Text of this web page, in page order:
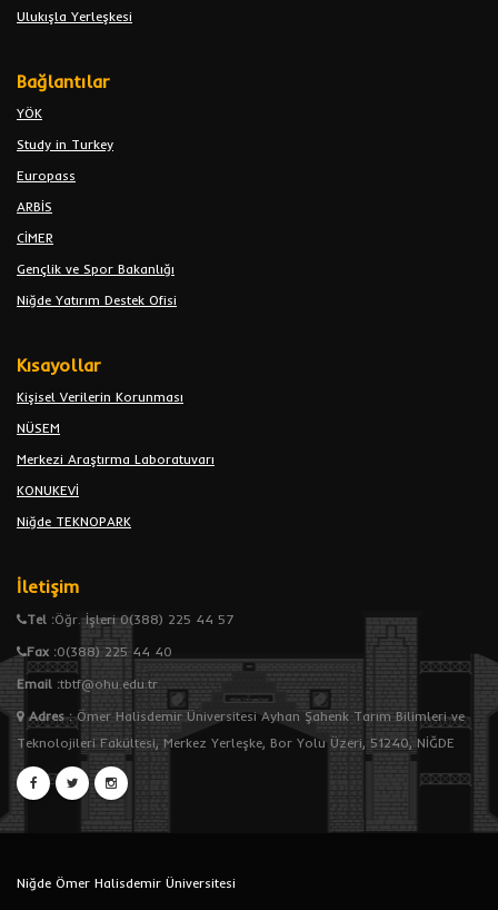
Ulukışla Yerleşkesi
Bağlantılar
YÖK
Study in Turkey
Europass
ARBİS
CİMER
Gençlik ve Spor Bakanlığı
Niğde Yatırım Destek Ofisi
Kısayollar
Kişisel Verilerin Korunması
NÜSEM
Merkezi Araştırma Laboratuvarı
KONUKEVİ
Niğde TEKNOPARK
İletişim
Tel :Öğr. İşleri 0(388) 225 44 57
Fax :0(388) 225 44 40
Email :tbtf@ohu.edu.tr
Adres:Ömer Halisdemir Üniversitesi Ayhan Şahenk Tarım Bilimleri ve
Teknolojileri Fakültesi, Merkez Yerleşke, Bor Yolu Üzeri, 51240, NİĞDE
Niğde Ömer Halisdemir Üniversitesi